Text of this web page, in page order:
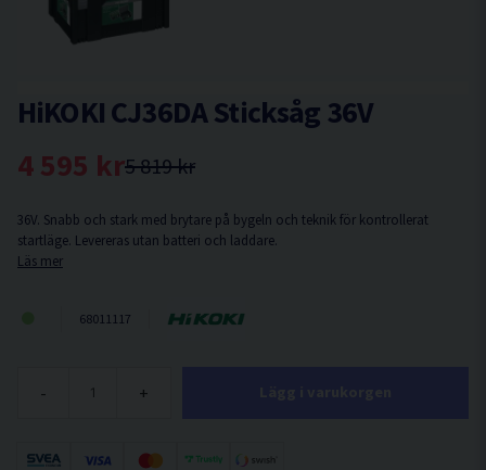
HiKOKI CJ36DA Sticksåg 36V
5 819 kr
4 595 kr
36V. Snabb och stark med brytare på bygeln och teknik för kontrollerat
startläge. Levereras utan batteri och laddare.
Läs mer
68011117
- +